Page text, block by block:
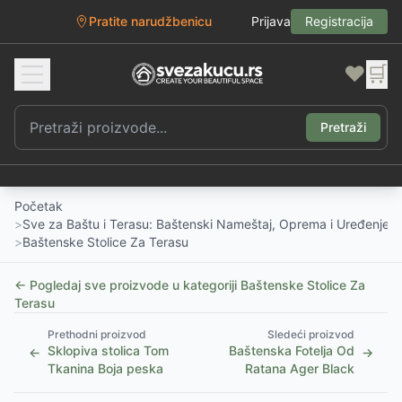
Pratite narudžbenicu Prijava Registracija
❤️ 🛒
Pretraži
Početak
>Sve za Baštu i Terasu: Baštenski Nameštaj, Oprema i Uređenje
>Baštenske Stolice Za Terasu
← Pogledaj sve proizvode u kategoriji Baštenske Stolice Za
Terasu
←
Prethodni proizvod
Sklopiva stolica Tom
Tkanina Boja peska
Sledeći proizvod
Baštenska Fotelja Od
Ratana Ager Black
→